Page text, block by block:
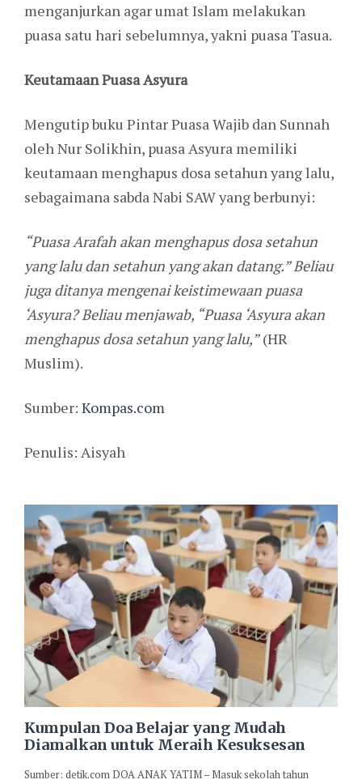
menganjurkan agar umat Islam melakukan
puasa satu hari sebelumnya, yakni puasa Tasua.
Keutamaan Puasa Asyura
Mengutip buku Pintar Puasa Wajib dan Sunnah
oleh Nur Solikhin, puasa Asyura memiliki
keutamaan menghapus dosa setahun yang lalu,
sebagaimana sabda Nabi SAW yang berbunyi:
“Puasa Arafah akan menghapus dosa setahun
yang lalu dan setahun yang akan datang.” Beliau
juga ditanya mengenai keistimewaan puasa
‘Asyura? Beliau menjawab, “Puasa ‘Asyura akan
menghapus dosa setahun yang lalu,”(HR
Muslim).
Sumber: Kompas.com
Penulis: Aisyah
Kumpulan Doa Belajar yang Mudah
Diamalkan untuk Meraih Kesuksesan
Sumber: detik.com DOA ANAK YATIM – Masuk sekolah tahun